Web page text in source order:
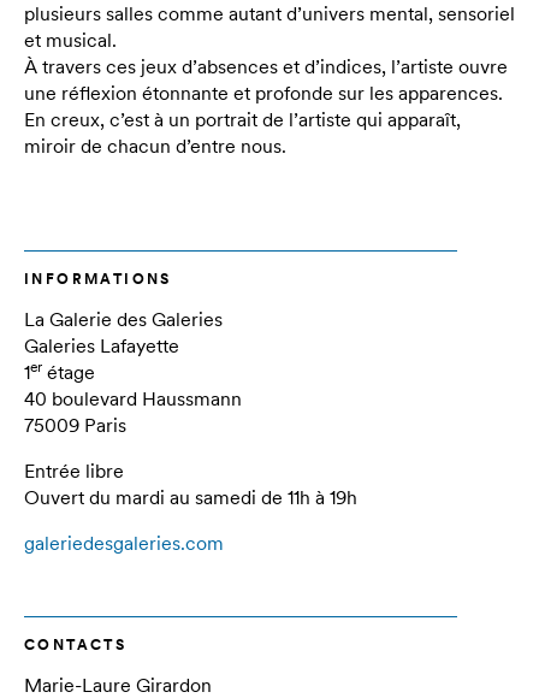
plusieurs salles comme autant d’univers mental, sensoriel
et musical.
À travers ces jeux d’absences et d’indices, l’artiste ouvre
une réflexion étonnante et profonde sur les apparences.
En creux, c’est à un portrait de l’artiste qui apparaît,
miroir de chacun d’entre nous.
INFORMATIONS
La Galerie des Galeries
Galeries Lafayette
1er étage
40 boulevard Haussmann
75009 Paris
Entrée libre
Ouvert du mardi au samedi de 11h à 19h
galeriedesgaleries.com
CONTACTS
Marie-Laure Girardon